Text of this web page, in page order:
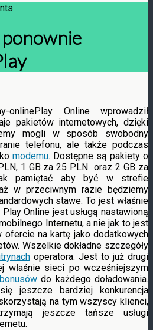
Play Online wprowadził
pakietów internetowych, dzięki
mogli w sposób swobodny
telefonu, ale także podczas
modemu. Dostępne są pakiety o
1 GB za 25 PLN oraz 2 GB za
pamiętać aby być w strefie
w przeciwnym razie będziemy
stawe. To jest właśnie
Online jest usługą nastawioną
Internetu, a nie jak to jest
ofercie na kartę jako dodatkowych
Wszelkie dokładne szczegóły
operatora. Jest to już drugi
właśnie sieci po wcześniejszym
bonusówdo każdego doładowania.
jeszcze bardziej konkurencja
na tym wszyscy klienci,
jeszcze tańsze usługi